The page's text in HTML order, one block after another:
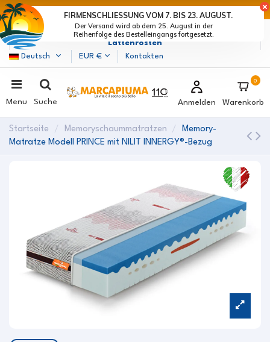
Marcapiuma| Hersteller von Matratzen, Kissen und
Lattenrosten
Deutsch
EUR € Kontakten
Menu Suche Anmelden
0
Warenkorb
Startseite Memoryschaummatratzen
Memory-
Matratze Modell PRINCE mit NILIT INNERGY®-Bezug
Der Versand wird ab dem 25. August in der
Reihenfolge des Bestelleingangs fortgesetzt.
FIRMENSCHLIESSUNG VOM 7. BIS 23. AUGUST.